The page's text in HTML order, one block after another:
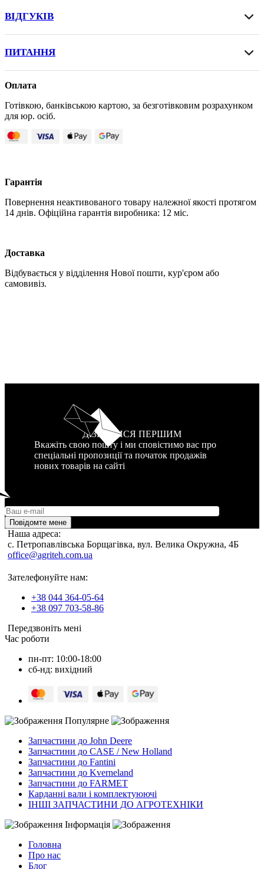
ВІДГУКІВ
ПИТАННЯ
Оплата
Готівкою, банківською картою, за безготівковим розрахунком
для юр. осіб.
Гарантія
Повернення неактивованого товару належної якості протягом
14 днів. Офіційна гарантія виробника: 12 міс.
Доставка
Відбувається у відділення Нової пошти, кур'єром або
самовивіз.
ДІЗНАТИСЯ ПЕРШИМ
Вкажіть свою пошту і ми сповістимо вас про
спеціальні пропозиції та початок продажів
нових товарів на сайті
Повідомте мене
Наша адреса:
c. Петропавлівська Борщагівка, вул. Велика Окружна, 4Б
office@agriteh.com.ua
Зателефонуйте нам:
+38 044 364-05-64
+38 097 703-58-86
Передзвоніть мені
Час роботи
пн-пт: 10:00-18:00
сб-нд: вихідний
Популярне
Запчастини до John Deere
Запчастини до CASE / New Holland
Запчастини до Fantini
Запчастини до Kverneland
Запчастини до FARMET
Карданні вали і комплектуюючі
ІНШІ ЗАПЧАСТИНИ ДО АГРОТЕХНІКИ
Інформація
Головна
Про нас
Блог